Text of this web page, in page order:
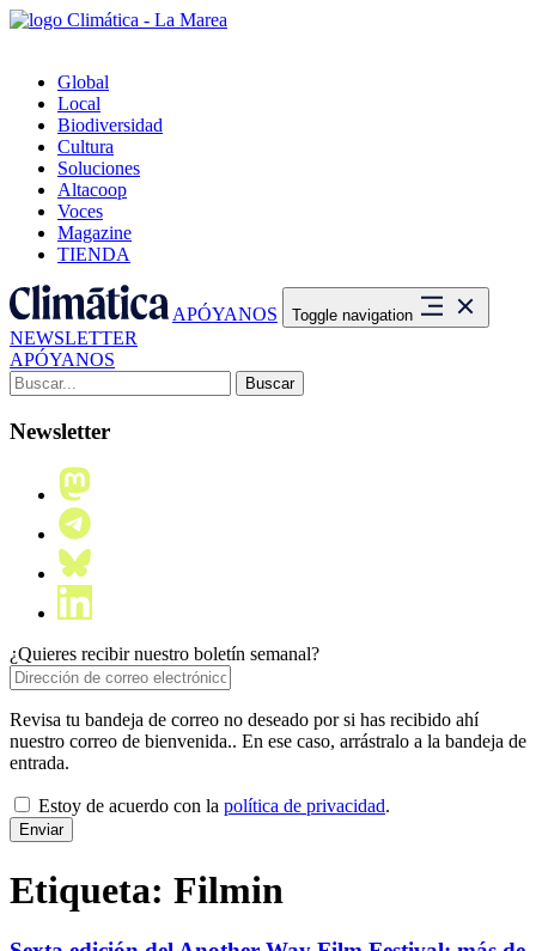
Global
Local
Biodiversidad
Cultura
Soluciones
Altacoop
Voces
Magazine
TIENDA
APÓYANOS Toggle navigation
NEWSLETTER
APÓYANOS
Buscar:
Newsletter
¿Quieres recibir nuestro boletín semanal?
Revisa tu bandeja de correo no deseado por si has recibido ahí
nuestro correo de bienvenida.. En ese caso, arrástralo a la bandeja de
entrada.
Estoy de acuerdo con la política de privacidad.
Etiqueta: Filmin